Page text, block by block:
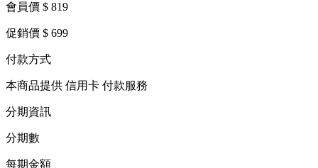
會員價 $ 819
促銷價 $ 699
付款方式
本商品提供 信用卡 付款服務
分期資訊
分期數
每期金額